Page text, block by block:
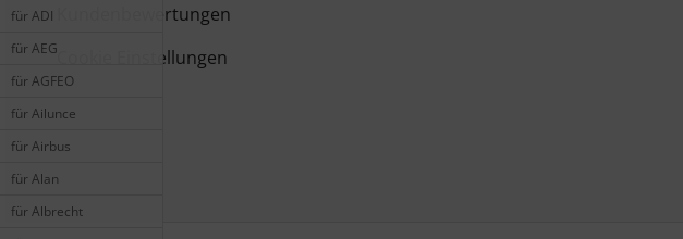
für ADI
für AEG
für AGFEO
für Ailunce
für Airbus
für Alan
für Albrecht
Kundenbewertungen
Cookie Einstellungen